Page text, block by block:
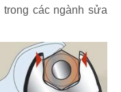
các ngành sửa